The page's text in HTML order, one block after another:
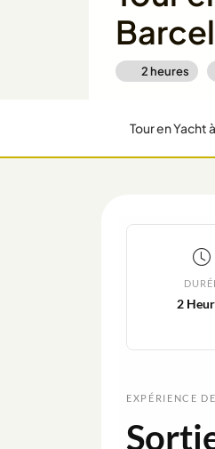
2 heures
Tour en Yacht
2
EXPÉRIENCE